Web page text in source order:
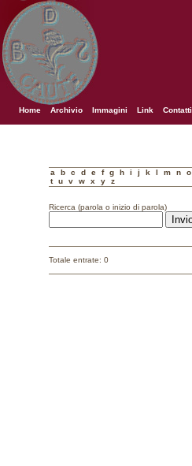
Home Archivio Immagini Link Contatti
a b c d e f g h i j k l m n o
t
u v w x y z
Ricerca (parola o inizio di parola)
Totale entrate: 0